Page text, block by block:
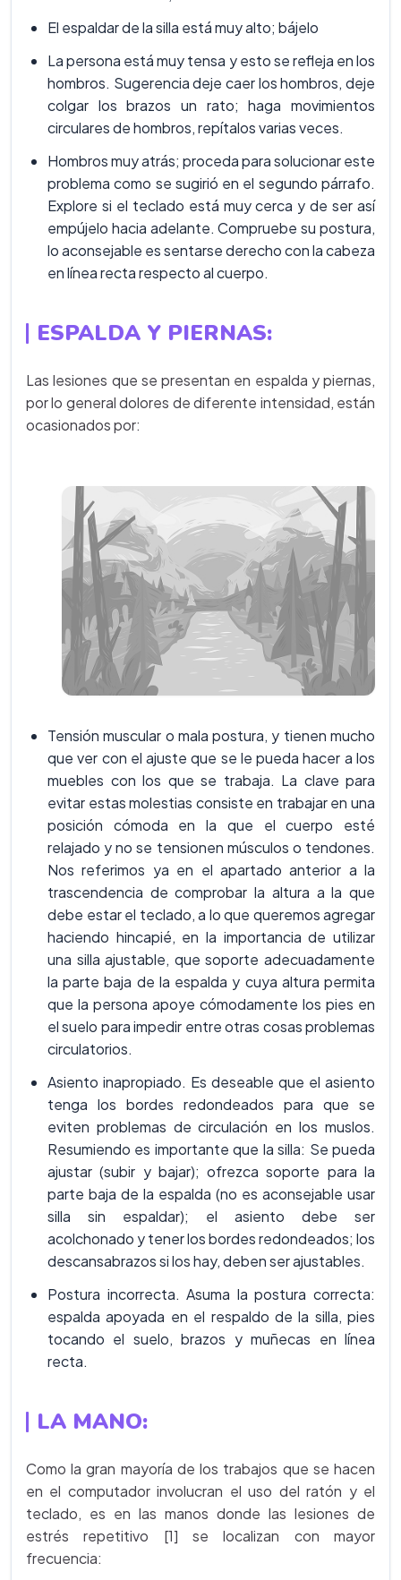
El espaldar de la silla está muy alto; bájelo
La persona está muy tensa y esto se refleja en los
hombros. Sugerencia deje caer los hombros, deje
colgar los brazos un rato; haga movimientos
circulares de hombros, repítalos varias veces.
Hombros muy atrás; proceda para solucionar este
problema como se sugirió en el segundo párrafo.
Explore si el teclado está muy cerca y de ser así
empújelo hacia adelante. Compruebe su postura,
lo aconsejable es sentarse derecho con la cabeza
en línea recta respecto al cuerpo.
ESPALDA Y PIERNAS:
Las lesiones que se presentan en espalda y piernas,
por lo general dolores de diferente intensidad, están
ocasionados por:
Tensión muscular o mala postura, y tienen mucho
que ver con el ajuste que se le pueda hacer a los
muebles con los que se trabaja. La clave para
evitar estas molestias consiste en trabajar en una
posición cómoda en la que el cuerpo esté
relajado y no se tensionen músculos o tendones.
Nos referimos ya en el apartado anterior a la
trascendencia de comprobar la altura a la que
debe estar el teclado, a lo que queremos agregar
haciendo hincapié, en la importancia de utilizar
una silla ajustable, que soporte adecuadamente
la parte baja de la espalda y cuya altura permita
que la persona apoye cómodamente los pies en
el suelo para impedir entre otras cosas problemas
circulatorios.
Asiento inapropiado. Es deseable que el asiento
tenga los bordes redondeados para que se
eviten problemas de circulación en los muslos.
Resumiendo es importante que la silla: Se pueda
ajustar (subir y bajar); ofrezca soporte para la
parte baja de la espalda (no es aconsejable usar
silla sin espaldar); el asiento debe ser
acolchonado y tener los bordes redondeados; los
descansabrazos si los hay, deben ser ajustables.
Postura incorrecta. Asuma la postura correcta:
espalda apoyada en el respaldo de la silla, pies
tocando el suelo, brazos y muñecas en línea
recta.
LA MANO:
Como la gran mayoría de los trabajos que se hacen
en el computador involucran el uso del ratón y el
teclado, es en las manos donde las lesiones de
estrés repetitivo [1] se localizan con mayor
frecuencia: